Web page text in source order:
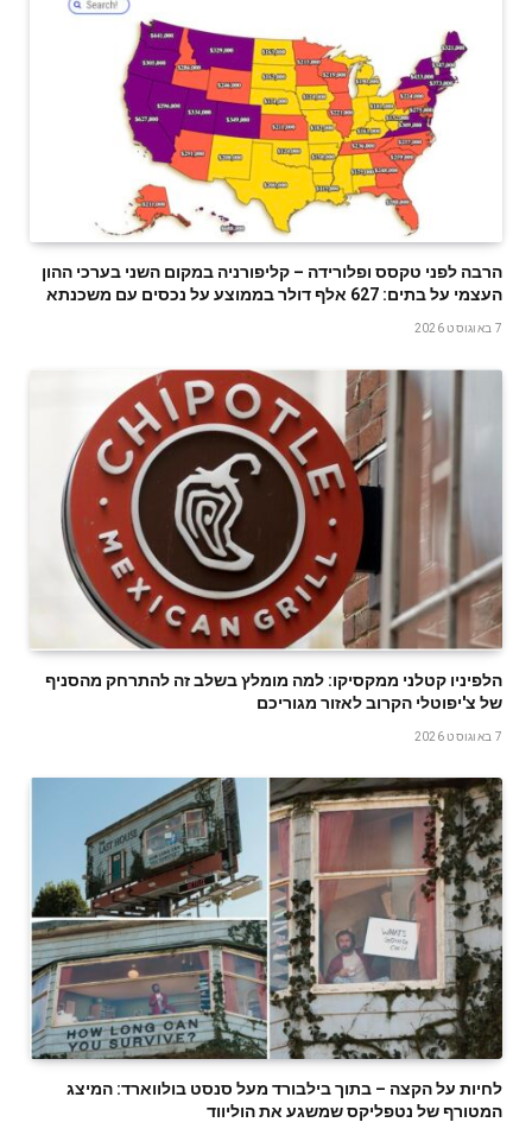
הרבה לפני טקסס ופלורידה – קליפורניה במקום השני בערכי ההון
העצמי על בתים: 627 אלף דולר בממוצע על נכסים עם משכנתא
7 באוגוסט 2026
הלפיניו קטלני ממקסיקו: למה מומלץ בשלב זה להתרחק מהסניף
של צ'יפוטלי הקרוב לאזור מגוריכם
7 באוגוסט 2026
לחיות על הקצה – בתוך בילבורד מעל סנסט בולווארד: המיצג
המטורף של נטפליקס שמשגע את הוליווד